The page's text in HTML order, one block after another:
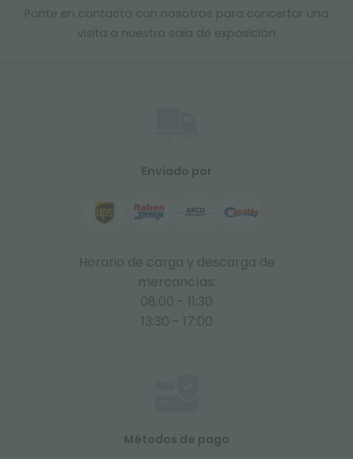
Ponte en contacto con nosotros para concertar una
visita a nuestra sala de exposición
Enviado por
Horario de carga y descarga de
mercancías:
08:00 - 11:30
13:30 - 17:00
Métodos de pago